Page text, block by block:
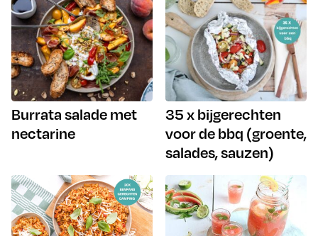
Burrata salade met
nectarine
35 x bijgerechten
voor de bbq (groente,
salades, sauzen)